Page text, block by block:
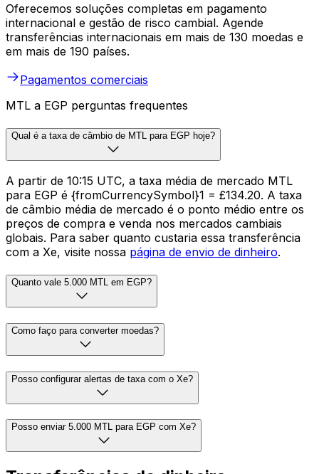
Oferecemos soluções completas em pagamento
internacional e gestão de risco cambial. Agende
transferências internacionais em mais de 130 moedas e
em mais de 190 países.
Pagamentos comerciais
MTL a EGP perguntas frequentes
Qual é a taxa de câmbio de MTL para EGP hoje?
A partir de 10:15 UTC, a taxa média de mercado MTL
para EGP é {fromCurrencySymbol}1 = £134.20. A taxa
de câmbio média de mercado é o ponto médio entre os
preços de compra e venda nos mercados cambiais
globais. Para saber quanto custaria essa transferência
com a Xe, visite nossa página de envio de dinheiro.
Quanto vale 5.000 MTL em EGP?
Como faço para converter moedas?
Posso configurar alertas de taxa com o Xe?
Posso enviar 5.000 MTL para EGP com Xe?